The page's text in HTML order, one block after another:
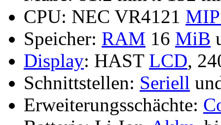
CPU: NEC VR4121
Speicher: RAM 16 MiB
Display: HAST LCD,
Schnittstellen: Seriell
Erweiterungsschächte: